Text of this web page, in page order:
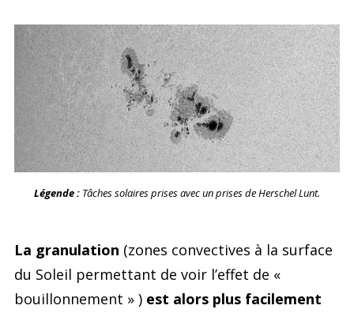
Légende : Tâches solaires prises avec un prises de Herschel Lunt.
La granulation (zones convectives à la surface
du Soleil permettant de voir l’effet de «
bouillonnement » ) est alors plus facilement